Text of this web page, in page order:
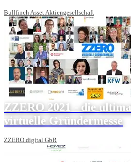
Bullfinch Asset Aktiengesellschaft
ZZERO 2021 - die
virtuelle Gründermesse
ZZERO.digital GbR